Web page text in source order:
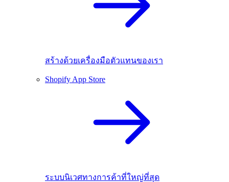
สร้างด้วยเครื่องมือตัวแทนของเรา
Shopify App Store
ระบบนิเวศทางการค้าที่ใหญ่ที่สุด